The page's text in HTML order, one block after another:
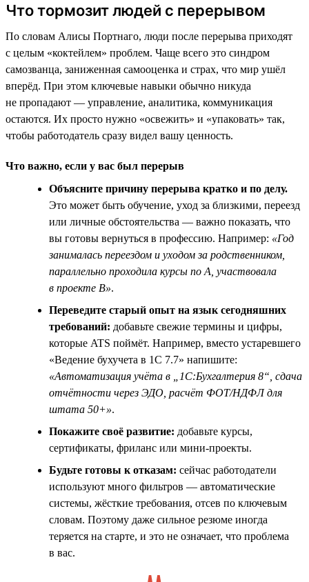
Что тормозит людей с перерывом
По словам Алисы Портнаго, люди после перерыва приходят
с целым «коктейлем» проблем. Чаще всего это синдром
самозванца, заниженная самооценка и страх, что мир ушёл
вперёд. При этом ключевые навыки обычно никуда
не пропадают — управление, аналитика, коммуникация
остаются. Их просто нужно «освежить» и «упаковать» так,
чтобы работодатель сразу видел вашу ценность.
Что важно, если у вас был перерыв
Объясните причину перерыва кратко и по делу.
Это может быть обучение, уход за близкими, переезд
или личные обстоятельства — важно показать, что
вы готовы вернуться в профессию. Например: «Год
занималась переездом и уходом за родственником,
параллельно проходила курсы по A, участвовала
в проекте B».
Переведите старый опыт на язык сегодняшних
требований: добавьте свежие термины и цифры,
которые ATS поймёт. Например, вместо устаревшего
«Ведение бухучета в 1С 7.7» напишите:
«Автоматизация учёта в „1С:Бухгалтерия 8“, сдача
отчётности через ЭДО, расчёт ФОТ/НДФЛ для
штата 50+».
Покажите своё развитие: добавьте курсы,
сертификаты, фриланс или мини-проекты.
Будьте готовы к отказам: сейчас работодатели
используют много фильтров — автоматические
системы, жёсткие требования, отсев по ключевым
словам. Поэтому даже сильное резюме иногда
теряется на старте, и это не означает, что проблема
в вас.